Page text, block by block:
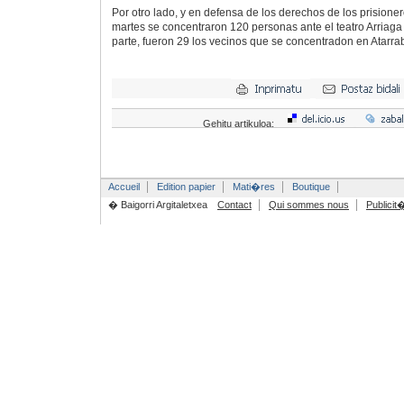
Por otro lado, y en defensa de los derechos de los
martes se concentraron 120 personas ante el teatro
parte, fueron 29 los vecinos que se concentradon en
Gehitu artikuloa:
Accueil Edition papier Mati�res
Boutique
� Baigorri Argitaletxea
Contact Qui sommes nous